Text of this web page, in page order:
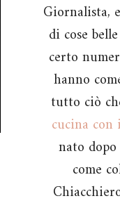
Giornalista,
di cose
certo
hanno
tutto ciò
cucina
nato
come